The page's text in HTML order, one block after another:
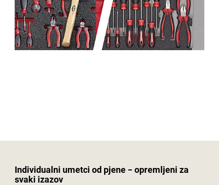
Individualni umetci od pjene − opremljeni za
svaki izazov